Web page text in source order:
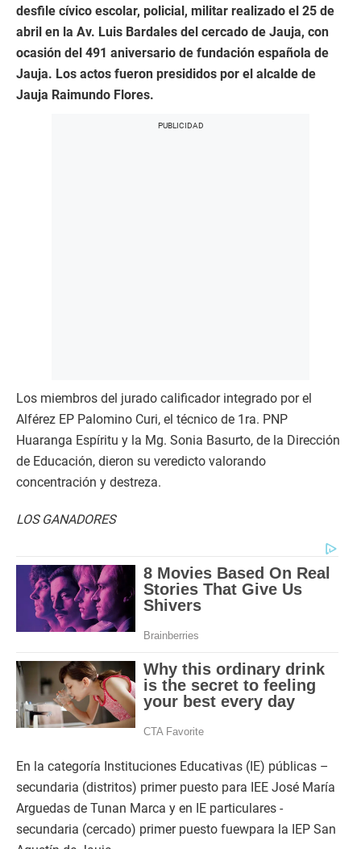
desfile cívico escolar, policial, militar realizado el 25 de
abril en la Av. Luis Bardales del cercado de Jauja, con
ocasión del 491 aniversario de fundación española de
Jauja. Los actos fueron presididos por el alcalde de
Jauja Raimundo Flores.
Los miembros del jurado calificador integrado por el
Alférez EP Palomino Curi, el técnico de 1ra. PNP
Huaranga Espíritu y la Mg. Sonia Basurto, de la Dirección
de Educación, dieron su veredicto valorando
concentración y destreza.
LOS GANADORES
En la categoría Instituciones Educativas (IE) públicas –
secundaria (distritos) primer puesto para IEE José María
Arguedas de Tunan Marca y en IE particulares -
secundaria (cercado) primer puesto fuewpara la IEP San